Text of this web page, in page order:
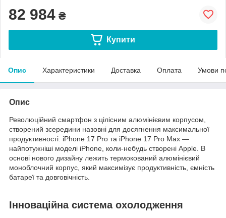
82 984 ₴
Купити
Опис Характеристики Доставка Оплата Умови
Опис
Революційний смартфон з цілісним алюмінієвим корпусом,
створений зсередини назовні для досягнення максимальної
продуктивності. iPhone 17 Pro та iPhone 17 Pro Max —
найпотужніші моделі iPhone, коли-небудь створені Apple. В
основі нового дизайну лежить термокований алюмінієвий
моноблочний корпус, який максимізує продуктивність, ємність
батареї та довговічність.
Інноваційна система охолодження